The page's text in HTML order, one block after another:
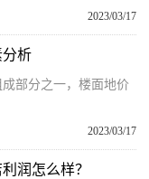
2023/03/17
析
部分之一，楼面地价
2023/03/17
润怎么样？